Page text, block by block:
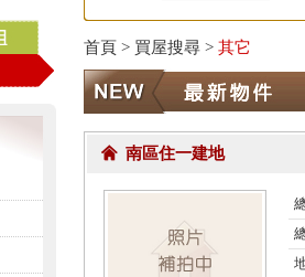
首頁 > 買屋搜尋 > 其它
南區住一建地